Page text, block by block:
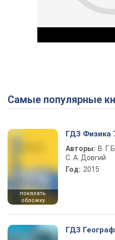
Самые популярные
показать
обложку
ГДЗ Физика
Авторы: В. Г.
С. А. Довгий
Год: 2015
ГДЗ